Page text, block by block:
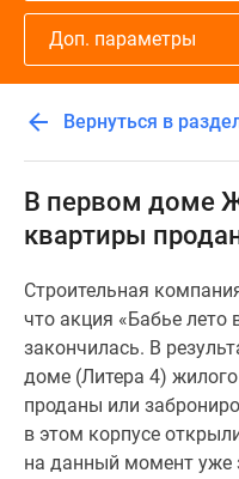
проекте
Контакты
Реклама
сайте
Дзен
Продавцы
Коммерческие
помещения
Квартиры
карте
Эксперты
Доп. параметры
Вернуться в
В первом доме
квартиры
Строительная
что акция «Бабье
закончилась. В
доме (Литера 4)
проданы или
в этом корпусе
на данный момент